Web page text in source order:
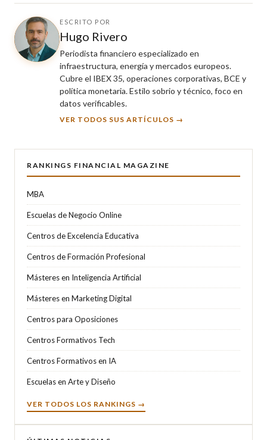
ESCRITO POR
Hugo Rivero
Periodista financiero especializado en
infraestructura, energía y mercados europeos.
Cubre el IBEX 35, operaciones corporativas, BCE y
política monetaria. Estilo sobrio y técnico, foco en
datos verificables.
VER TODOS SUS ARTÍCULOS →
RANKINGS FINANCIAL MAGAZINE
MBA
Escuelas de Negocio Online
Centros de Excelencia Educativa
Centros de Formación Profesional
Másteres en Inteligencia Artificial
Másteres en Marketing Digital
Centros para Oposiciones
Centros Formativos Tech
Centros Formativos en IA
Escuelas en Arte y Diseño
VER TODOS LOS RANKINGS →